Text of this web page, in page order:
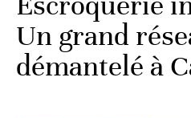
Un grand
démantelé à